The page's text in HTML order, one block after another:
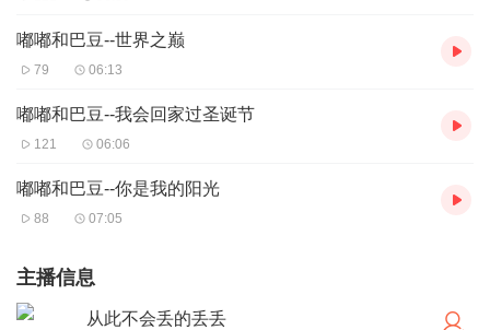
嘟嘟和巴豆--世界之巅
79 06:13
嘟嘟和巴豆--我会回家过圣诞节
121 06:06
嘟嘟和巴豆--你是我的阳光
88 07:05
主播信息
从此不会丢的丢丢